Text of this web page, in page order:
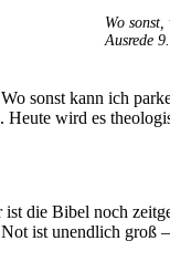
Wo
Ausrede 9.
sonst kann ich
wird es
die Bibel noch
ist unendlich